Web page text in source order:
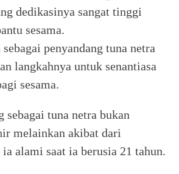
dedikasinya sangat tinggi
sesama.
penyandang tuna netra
langkahnya untuk senantiasa
sesama.
sebagai tuna netra bukan
melainkan akibat dari
alami saat ia berusia 21 tahun.